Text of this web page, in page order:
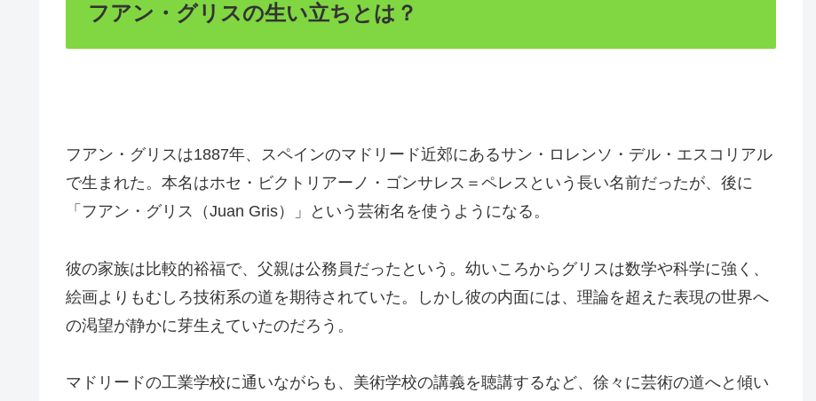
フアン・グリスの生い立ちとは？
フアン・グリスは1887年、スペインのマドリード近郊にあるサン・ロレンソ・デル・エスコリアル
で生まれた。本名はホセ・ビクトリアーノ・ゴンサレス＝ペレスという長い名前だったが、後に
「フアン・グリス（Juan Gris）」という芸術名を使うようになる。
彼の家族は比較的裕福で、父親は公務員だったという。幼いころからグリスは数学や科学に強く、
絵画よりもむしろ技術系の道を期待されていた。しかし彼の内面には、理論を超えた表現の世界へ
の渇望が静かに芽生えていたのだろう。
マドリードの工業学校に通いながらも、美術学校の講義を聴講するなど、徐々に芸術の道へと傾い